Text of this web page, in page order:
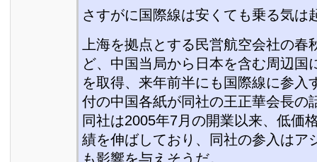
さすがに国際線は安くても乗る気は
上海を拠点とする民営航空会社の春
ど、中国当局から日本を含む周辺国
を取得、来年前半にも国際線に参入
付の中国各紙が同社の王正華会長の
同社は2005年7月の開業以来、低価
績を伸ばしており、同社の参入はア
も影響を与えそうだ。